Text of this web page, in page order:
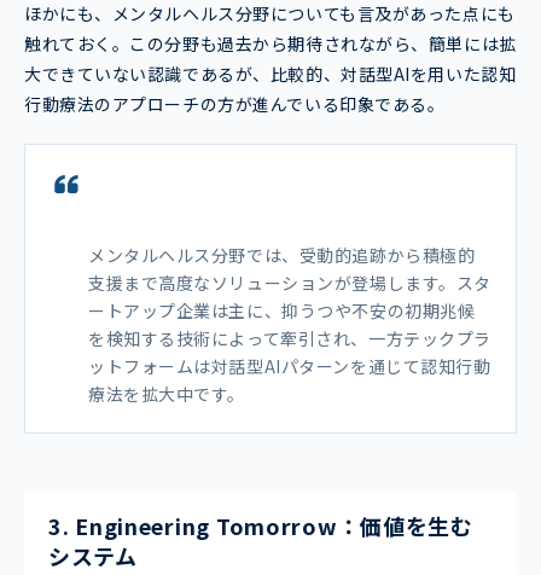
ほかにも、メンタルヘルス分野についても言及があった点にも
触れておく。この分野も過去から期待されながら、簡単には拡
大できていない認識であるが、比較的、対話型AIを用いた認知
行動療法のアプローチの方が進んでいる印象である。
メンタルヘルス分野では、受動的追跡から積極的
支援まで高度なソリューションが登場します。スタ
ートアップ企業は主に、抑うつや不安の初期兆候
を検知する技術によって牽引され、一方テックプラ
ットフォームは対話型AIパターンを通じて認知行動
療法を拡大中です。
3. Engineering Tomorrow：価値を生む
システム